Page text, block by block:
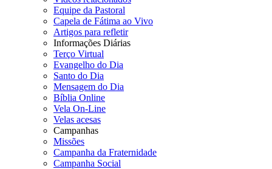
Equipe da Pastoral
Capela de Fátima ao Vivo
Artigos para refletir
Informações Diárias
Terço Virtual
Evangelho do Dia
Santo do Dia
Mensagem do Dia
Bíblia Online
Vela On-Line
Velas acesas
Campanhas
Missões
Campanha da Fraternidade
Campanha Social